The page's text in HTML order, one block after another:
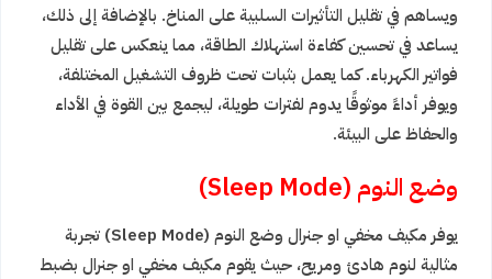
ويساهم في تقليل التأثيرات السلبية على المناخ. بالإضافة إلى ذلك،
يساعد في تحسين كفاءة استهلاك الطاقة، مما ينعكس على تقليل
فواتير الكهرباء. كما يعمل بثبات تحت ظروف التشغيل المختلفة،
ويوفر أداءً موثوقًا يدوم لفترات طويلة، ليجمع بين القوة في الأداء
والحفاظ على البيئة.
وضع النوم (Sleep Mode)
يوفر مكيف مخفي او جنرال وضع النوم (Sleep Mode) تجربة
مثالية لنوم هادئ ومريح، حيث يقوم مكيف مخفي او جنرال بضبط